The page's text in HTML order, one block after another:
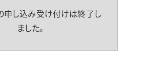
申し込み受け付けは終了し
ました。